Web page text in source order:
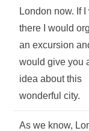
London now. If I
there I would
an excursion
would give you
idea about this
wonderful city.
As we know,